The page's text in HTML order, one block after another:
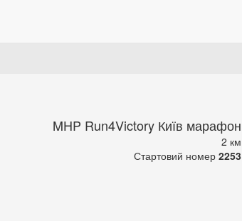
MHP Run4Victory Київ марафон
2 км
Стартовий номер 2253